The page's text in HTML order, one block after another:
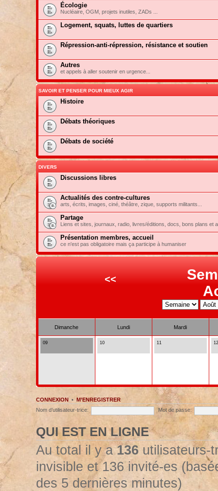
Écologie
Nucléaire, OGM, projets inutiles, ZADs ...
Logement, squats, luttes de quartiers
Répression-anti-répression, résistance et soutien
Autres
et appels à aller soutenir en urgence...
SAVOIR ET PENSER POUR MIEUX AGIR
Histoire
Débats théoriques
Débats de société
DIVERS
Discussions libres
Actualités des contre-cultures
arts, écrits, images, ciné, théâtre, zique, supports militants...
Partage
Liens et sites, journaux, radio, livres/éditions, docs, bons plans et
Présentation membres, accueil
ce n'est pas obligatoire mais ça participe à humaniser
<<
Dimanche Lundi Mardi
09 10 11 12
CONNEXION• M’ENREGISTRER
Nom d’utilisateur-trice:
Mot de passe:
QUI EST EN LIGNE
Au total il y a136 utilisateurs-
invisible et 136 invité-es
des 5 dernières minutes)